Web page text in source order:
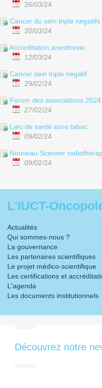
26/03/24
Cancer du sein triple
20/03/24
Accreditation anesthesie
12/03/24
Cancer sein triple negatif
29/02/24
Forum des associations 2024
27/02/24
Lieu de santé sans tabac
09/02/24
Nouveau Scanner
09/02/24
L'IUCT-
Actualités
Qui sommes-nous ?
La gouvernance
Les partenaires scientifiques
Le projet médico-scientifique
Les certifications et
L'agenda
Les documents institutionnels
Découvrez notre